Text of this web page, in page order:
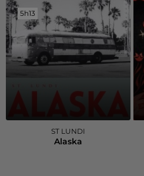
5h13
5h13
ST LUNDI
Alaska